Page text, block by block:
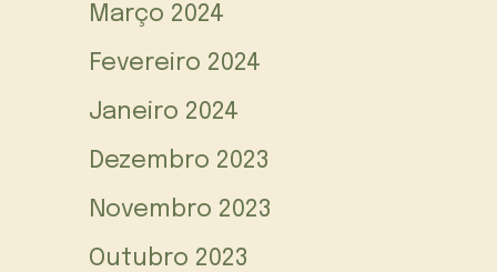
Março 2024
Fevereiro 2024
Janeiro 2024
Dezembro 2023
Novembro 2023
Outubro 2023